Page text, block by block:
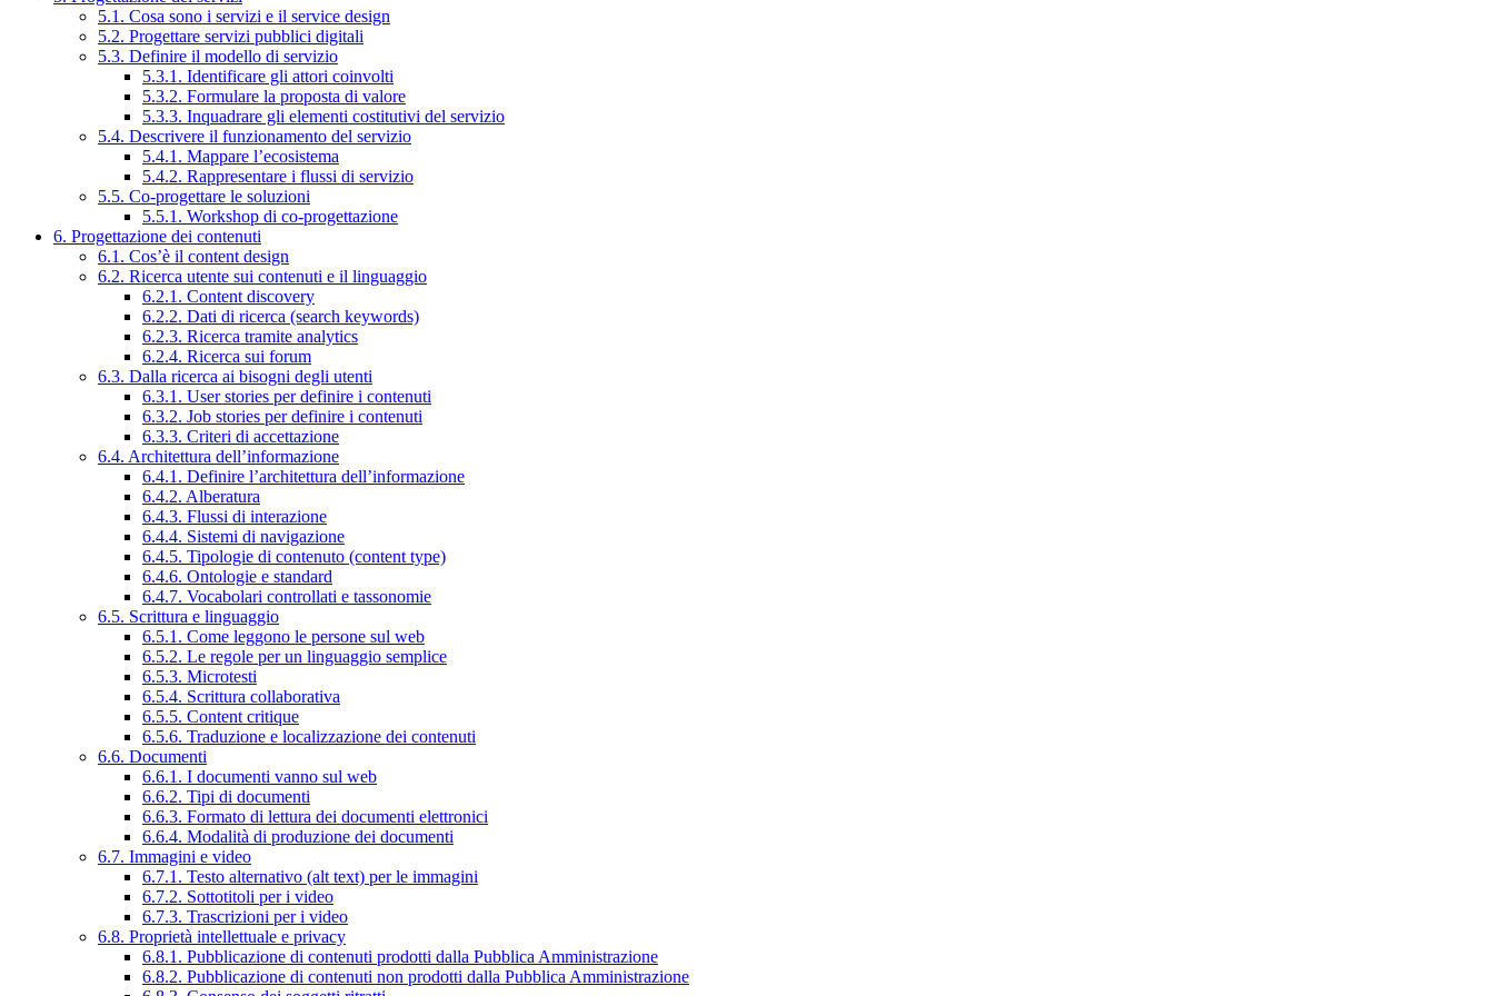
5.1. Cosa sono i servizi e il service design
5.2. Progettare servizi pubblici digitali
5.3. Definire il modello di servizio
5.3.1. Identificare gli attori coinvolti
5.3.2. Formulare la proposta di valore
5.3.3. Inquadrare gli elementi costitutivi del servizio
5.4. Descrivere il funzionamento del servizio
5.4.1. Mappare l’ecosistema
5.4.2. Rappresentare i flussi di servizio
5.5. Co-progettare le soluzioni
5.5.1. Workshop di co-progettazione
6. Progettazione dei contenuti
6.1. Cos’è il content design
6.2. Ricerca utente sui contenuti e il linguaggio
6.2.1. Content discovery
6.2.2. Dati di ricerca (search keywords)
6.2.3. Ricerca tramite analytics
6.2.4. Ricerca sui forum
6.3. Dalla ricerca ai bisogni degli utenti
6.3.1. User stories per definire i contenuti
6.3.2. Job stories per definire i contenuti
6.3.3. Criteri di accettazione
6.4. Architettura dell’informazione
6.4.1. Definire l’architettura dell’informazione
6.4.2. Alberatura
6.4.3. Flussi di interazione
6.4.4. Sistemi di navigazione
6.4.5. Tipologie di contenuto (content type)
6.4.6. Ontologie e standard
6.4.7. Vocabolari controllati e tassonomie
6.5. Scrittura e linguaggio
6.5.1. Come leggono le persone sul web
6.5.2. Le regole per un linguaggio semplice
6.5.3. Microtesti
6.5.4. Scrittura collaborativa
6.5.5. Content critique
6.5.6. Traduzione e localizzazione dei contenuti
6.6. Documenti
6.6.1. I documenti vanno sul web
6.6.2. Tipi di documenti
6.6.3. Formato di lettura dei documenti elettronici
6.6.4. Modalità di produzione dei documenti
6.7. Immagini e video
6.7.1. Testo alternativo (alt text) per le immagini
6.7.2. Sottotitoli per i video
6.7.3. Trascrizioni per i video
6.8. Proprietà intellettuale e privacy
6.8.1. Pubblicazione di contenuti prodotti dalla Pubblica Amministrazione
6.8.2. Pubblicazione di contenuti non prodotti dalla Pubblica Amministrazione